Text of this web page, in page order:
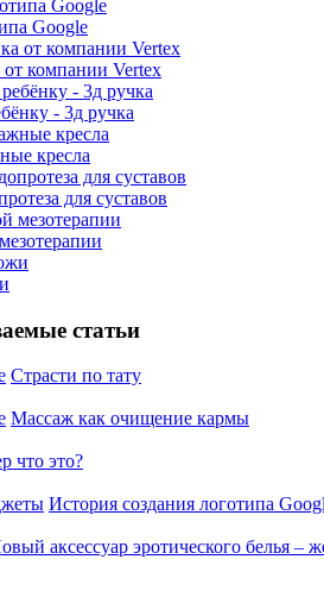
Google
компании Vertex
- 3д ручка
кресла
для суставов
статьи
Страсти по тату
Массаж как очищение кармы
что это?
История создания логотипа
аксессуар эротического белья –